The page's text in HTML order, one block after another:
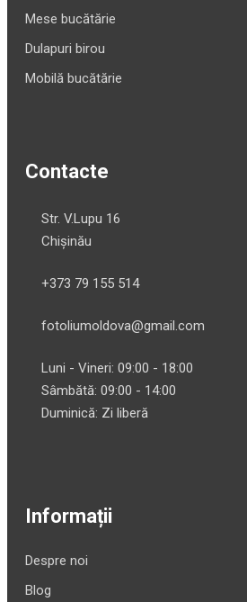
Mese bucătărie
Dulapuri birou
Mobilă bucătărie
Contacte
Str. V.Lupu 16
Chișinău
+373 79 155 514
fotoliumoldova@gmail.com
Luni - Vineri: 09:00 - 18:00
Sâmbătă: 09:00 - 14:00
Duminică: Zi liberă
Informații
Despre noi
Blog